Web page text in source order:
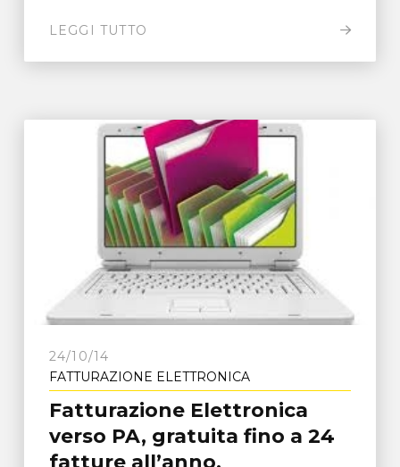
LEGGI TUTTO
24/10/14
FATTURAZIONE ELETTRONICA
Fatturazione Elettronica
verso PA, gratuita fino a 24
fatture all’anno.